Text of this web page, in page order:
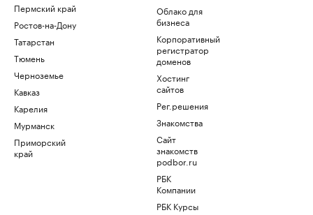
Пермский край
Ростов-на-Дону
Татарстан
Тюмень
Черноземье
Кавказ
Карелия
Мурманск
Приморский
край
Облако для
бизнеса
Корпоративный
регистратор
доменов
Хостинг
сайтов
Рег.решения
Знакомства
Сайт
знакомств
podbor.ru
РБК
Компании
РБК Курсы